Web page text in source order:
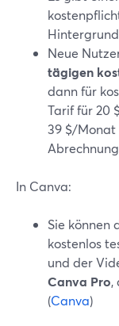
Neue
tägigen
dann für
Tarif für 20
39 $/Monat
In Canva:
Sie können
kostenlos
und der
Canva Pro,
(Canva)